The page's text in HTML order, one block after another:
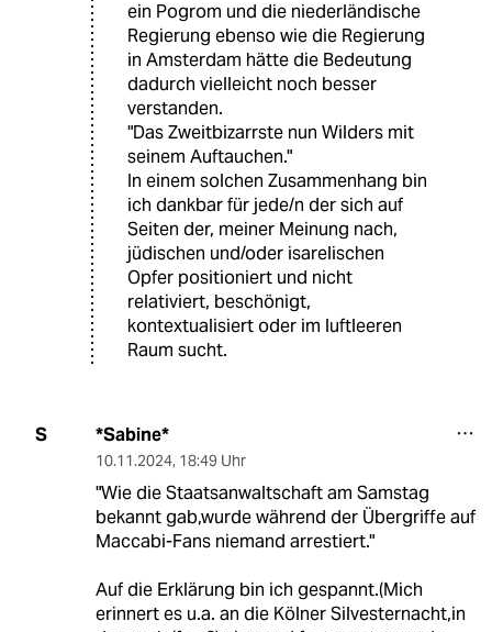
ein Pogrom und die niederländische
Regierung ebenso wie die Regierung
in Amsterdam hätte die Bedeutung
dadurch vielleicht noch besser
verstanden.
"Das Zweitbizarrste nun Wilders mit
seinem Auftauchen."
In einem solchen Zusammenhang bin
ich dankbar für jede/n der sich auf
Seiten der, meiner Meinung nach,
jüdischen und/oder isarelischen
Opfer positioniert und nicht
relativiert, beschönigt,
kontextualisiert oder im luftleeren
Raum sucht.
S *Sabine*
10.11.2024, 18:49 Uhr
"Wie die Staatsanwaltschaft am Samstag
bekannt gab,wurde während der Übergriffe auf
Maccabi-Fans niemand arrestiert."
Auf die Erklärung bin ich gespannt.(Mich
erinnert es u.a. an die Kölner Silvesternacht,in